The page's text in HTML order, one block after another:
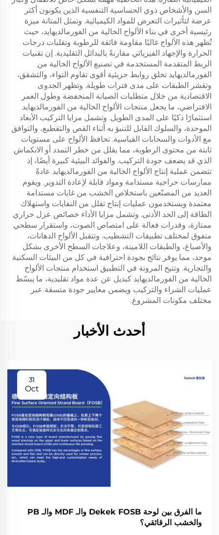
السن والأشخاص ذوي الحساسية التنفسية الذين يكونون أكثر
عرضة لتأثيرات التعرض للمواد الكيميائية. وتمثل المتانة ميزة
رئيسية أخرى في بناء الألواح الخالية من الفورمالديهايد، حيث
تُظهر هذه الألواح غالبًا مقاومة فائقة للرطوبة وتقلبات درجات
الحرارة والإجهاد الفيزيائي مقارنةً بالبدائل التقليدية. إن تقنيات
الربط المتقدمة المستخدمة في تصنيع الألواح الخالية من
الفورمالديهايد تخلق روابط جزيئية أقوى تقاوم التواء، والتشقق،
وتقشر الطبقات على مدى فترات طويلة. وتظهر الجدوى
الاقتصادية من خلال متطلبات الصيانة المنخفضة وطول العمر
الافتراضي، ما يجعل منتجات الألواح الخالية من الفورمالديهايد
استثمارًا ذكيًا على المدى الطويل. وتشمل مزايا التركيب الأبعاد
الموحدة، والسلوك القابل للتنبؤ به أثناء القص والتقطيع، والتوافق
مع الأدوات والسحابات القياسية. تحافظ الألواح على مستويات
ثابتة من محتوى الرطوبة، مما يقلل من خطر التمدد أو الانكماش
الذي قد يضعف جودة التركيب. والفوائد البيئية كبيرة أيضًا، إذ
تتضمن عملية إنتاج الألواح الخالية من الفورمالديهايد عادةً
ممارسات حراجية مستدامة ومواد قابلة لإعادة التدوير. ويقوم
العديد من المصنّعين باستخلاص الخشب من غابات مستدامة
معتمدة ويستخدمون عمليات إنتاج تقلل من النفايات واستهلاك
الطاقة إلى الحد الأدنى. وتشمل مزايا الأداء خصائص عزل حراري
ممتازة، وقدرات فعالة على امتصاص الصوت، واستقرار سطحي
متفوق لمختلف تطبيقات التشطيب. وتتقبل الألواح الدهانات،
والأصباغ، والطبقات اللامينة، وعلاجات السطح الأخرى بشكل
موحد، مما يوفر نتائج بجودة احترافية في كل من البيئات السكنية
والتجارية. وتتيح المرونة في التطبيق استخدام منتجات الألواح
الخالية من الفورمالديهايد كبديل عن عدة مواد تقليدية، ما يبسّط
عمليات الشراء والتركيب ويضمن معايير جودة متسقة عبر
مختلف مكونات المشروع.
أحدث الأخبار
31
Oct
ما الفرق بين لوحة Dekek FOSB والـ MDF والـ PB
والخشب الرقائقي؟